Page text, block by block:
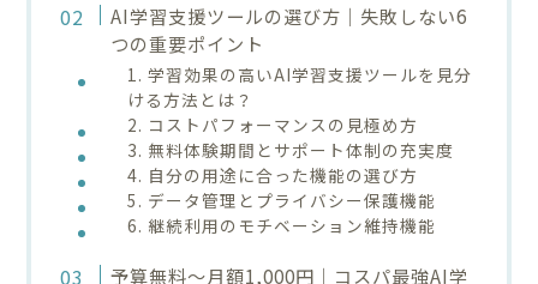
AI学習支援ツールの選び方｜失敗しない6
つの重要ポイント
1. 学習効果の高いAI学習支援ツールを見分
ける方法とは？
2. コストパフォーマンスの見極め方
3. 無料体験期間とサポート体制の充実度
4. 自分の用途に合った機能の選び方
5. データ管理とプライバシー保護機能
6. 継続利用のモチベーション維持機能
予算無料～月額1,000円｜コスパ最強AI学